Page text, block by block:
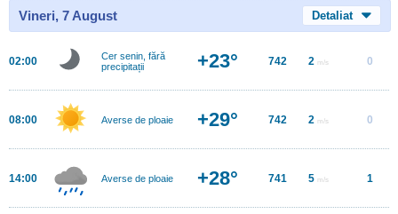
Vineri, 7 August Detaliat
02:00
Cer senin, fără
precipitații
+23° 742 2 m/s 0
08:00 Averse de ploaie +29° 742 2 m/s 0
14:00 Averse de ploaie +28° 741 5 m/s 1